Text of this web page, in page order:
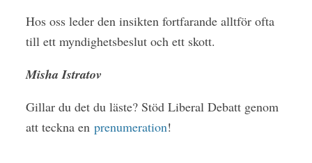
Hos oss leder den insikten fortfarande alltför ofta
till ett myndighetsbeslut och ett skott.
Misha Istratov
Gillar du det du läste? Stöd Liberal Debatt genom
att teckna en prenumeration!